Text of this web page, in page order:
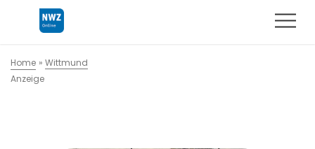
Home » Wittmund
Anzeige